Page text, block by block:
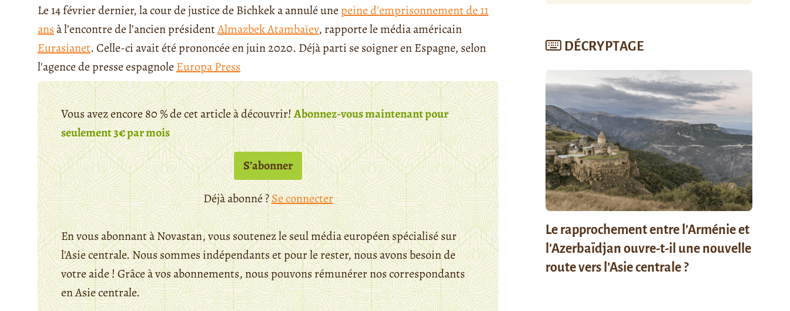
Le 14 février dernier, la cour de justice de Bichkek a annulé unepeine d'emprisonnement de 11
ansà l’encontre de l’ancien présidentAlmazbek Atambaïev, rapporte le média américain
Eurasianet. Celle-ci avait été prononcée en juin 2020. Déjà parti se soigner en Espagne, selon
l'agence de presse espagnole Europa Press
Vous avez encore 80 % de cet article à découvrir!Abonnez-vous maintenant pour
seulement 3€ par mois
S’abonner
Déjà abonné ?Se connecter
En vous abonnant à Novastan, vous soutenez le seul média européen spécialisé sur
l'Asie centrale. Nous sommes indépendants et pour le rester, nous avons besoin de
votre aide ! Grâce à vos abonnements, nous pouvons rémunérer nos correspondants
en Asie centrale.
DÉCRYPTAGE
Le rapprochement entre l’Arménie et
l’Azerbaïdjan ouvre-t-il une nouvelle
route vers l’Asie centrale ?